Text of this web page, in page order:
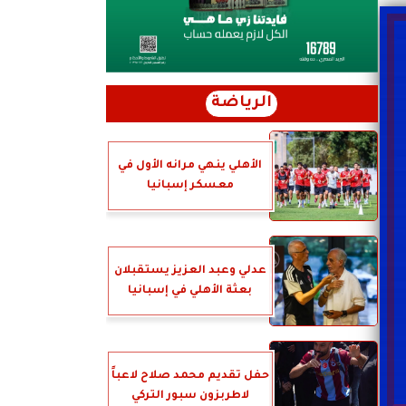
الرياضة
الأهلي ينهي مرانه الأول في
معسكر إسبانيا
عدلي وعبد العزيز يستقبلان
بعثة الأهلي في إسبانيا
حفل تقديم محمد صلاح لاعباً
لاطربزون سبور التركي